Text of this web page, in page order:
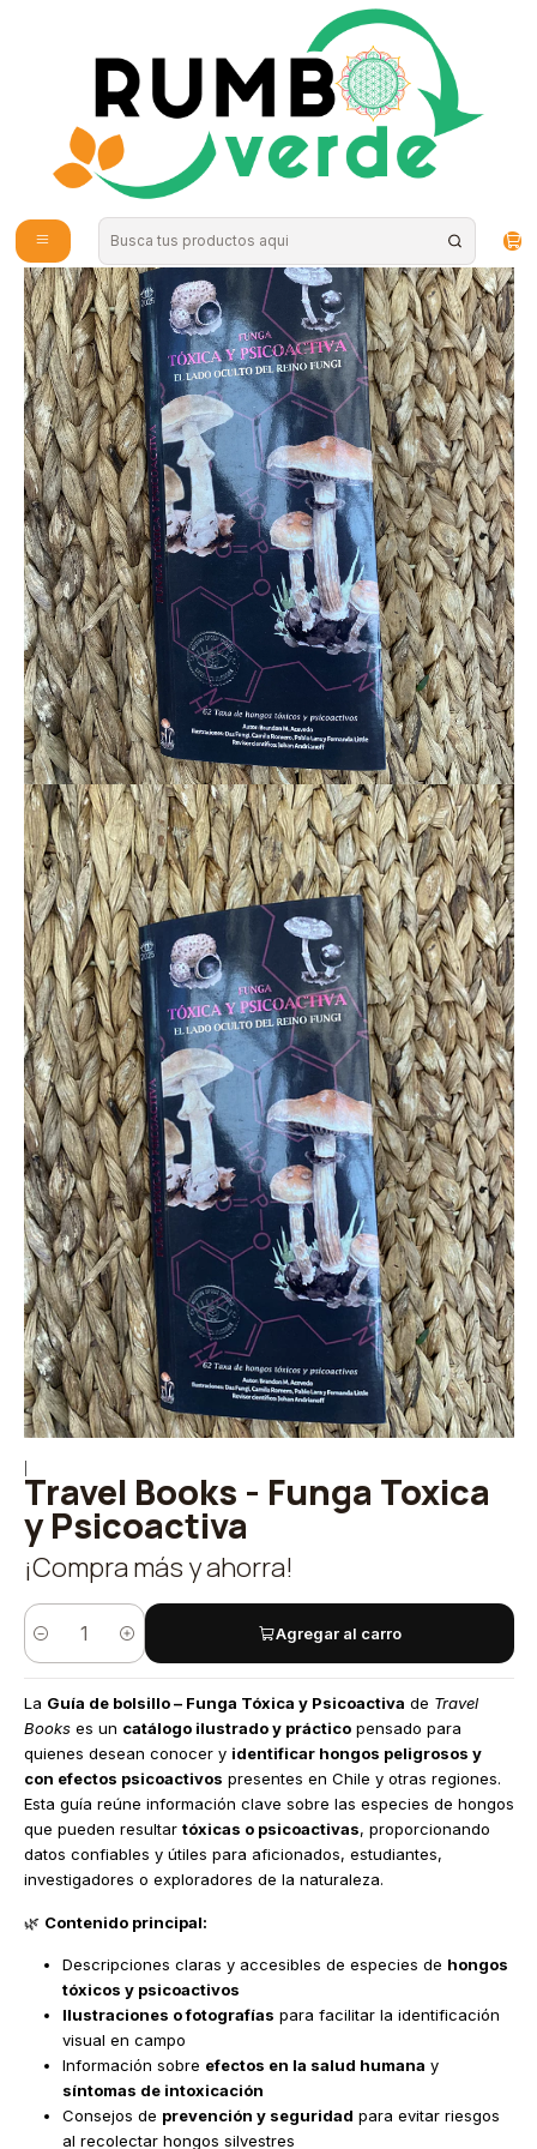
Envío gratis por compras sobre los 59.990 en la provincia de Santiago
Travel Books - Funga Toxica y Psicoactiva
Travel Books - Funga Toxica
y Psicoactiva
¡Compra más y ahorra!
Cantidad
Agregar al carro
La Guía de bolsillo – Funga Tóxica y Psicoactiva de Travel
Bookses un catálogo ilustrado y prácticopensado para
quienes desean conocer y identificar hongos peligrosos y
con efectos psicoactivos presentes en Chile y otras regiones.
Esta guía reúne información clave sobre las especies de hongos
que pueden resultar tóxicas o psicoactivas, proporcionando
datos confiables y útiles para aficionados, estudiantes,
investigadores o exploradores de la naturaleza.
🌿 Contenido principal:
Descripciones claras y accesibles de especies de hongos
tóxicos y psicoactivos
Ilustraciones o fotografías para facilitar la identificación
visual en campo
Información sobre efectos en la salud humana y
síntomas de intoxicación
Consejos de prevención y seguridad para evitar riesgos
al recolectar hongos silvestres